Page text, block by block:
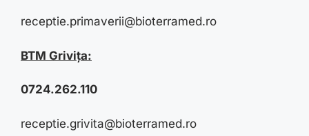
receptie.primaverii@bioterramed.ro
BTM Grivița:
0724.262.110
receptie.grivita@bioterramed.ro